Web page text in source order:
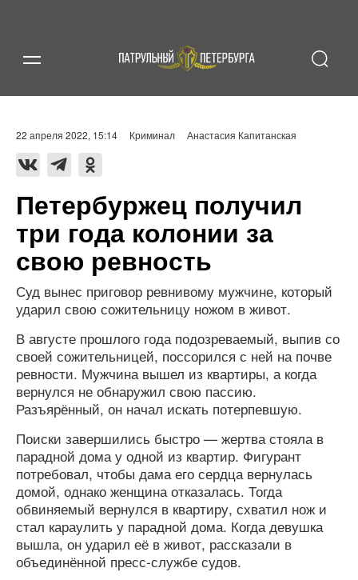
22 апреля 2022, 15:14 Криминал Анастасия Капитанская
Петербуржец получил
три года колонии за
свою ревность
Суд вынес приговор ревнивому мужчине, который
ударил свою сожительницу ножом в живот.
В августе прошлого года подозреваемый, выпив со
своей сожительницей, поссорился с ней на почве
ревности. Мужчина вышел из квартиры, а когда
вернулся не обнаружил свою пассию.
Разъярённый, он начал искать потерпевшую.
Поиски завершились быстро — жертва стояла в
парадной дома у одной из квартир. Фигурант
потребовал, чтобы дама его сердца вернулась
домой, однако женщина отказалась. Тогда
обвиняемый вернулся в квартиру, схватил нож и
стал караулить у парадной дома. Когда девушка
вышла, он ударил её в живот, рассказали в
объединённой пресс-службе судов.